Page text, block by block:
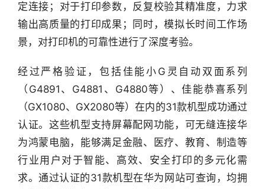
产
经
数
报
告
创
投
定连接；对于打印参数，反复校验其精准度，力求
输出高质量的打印成果；同时，模拟长时间工作场
景，对打印机的可靠性进行了深度考验。
经过严格验证，包括佳能小G灵自动双面系列
（G4891、G4881、G4880等）、佳能恭喜系列
（GX1080、GX2080等）在内的31款机型成功通过
认证。这些机型支持屏幕配网功能，可无缝连接华
为鸿蒙电脑，能够满足金融、医疗、教育、制造等
行业用户对于智能、高效、安全打印的多元化需
求。通过认证的31款机型在华为网站可查询，均拥